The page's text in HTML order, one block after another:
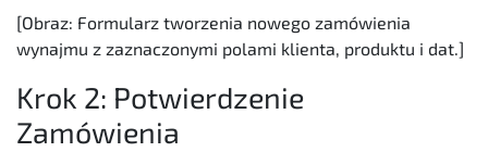
[Obraz: Formularz tworzenia nowego zamówienia
wynajmu z zaznaczonymi polami klienta, produktu i dat.]
Krok 2: Potwierdzenie
Zamówienia